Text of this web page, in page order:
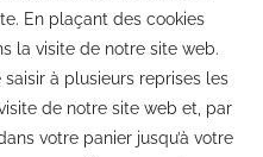
En plaçant des cookies
la visite de notre site web.
saisir à plusieurs reprises les
de notre site web et, par
votre panier jusqu’à votre